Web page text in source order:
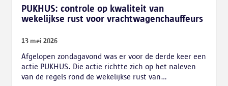
PUKHUS: controle op kwaliteit van
wekelijkse rust voor vrachtwagenchauffeurs
13 mei 2026
Afgelopen zondagavond was er voor de derde keer een
actie PUKHUS. Die actie richtte zich op het naleven
van de regels rond de wekelijkse rust van